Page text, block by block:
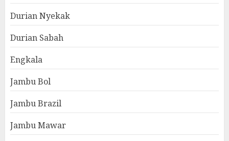
Durian Nyekak
Durian Sabah
Engkala
Jambu Bol
Jambu Brazil
Jambu Mawar